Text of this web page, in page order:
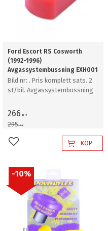
Ford Escort RS Cosworth
(1992-1996)
Avgassystembussning EXH001
Bild nr: . Pris komplett sats. 2
st/bil. Avgassystembussning
266 KR
295KR
Lägg till i favoriterKÖP
10%